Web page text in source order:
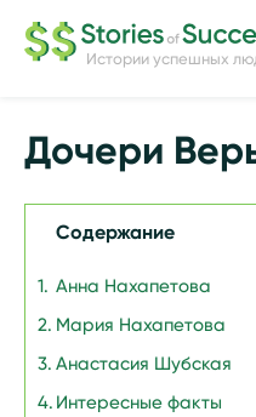
Истории успешных
Дочери
Содержание
Анна Нахапетова
Мария Нахапетова
Анастасия Шубская
Интересные факты